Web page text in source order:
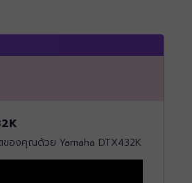
ของคุณด้วย Yamaha DTX432K